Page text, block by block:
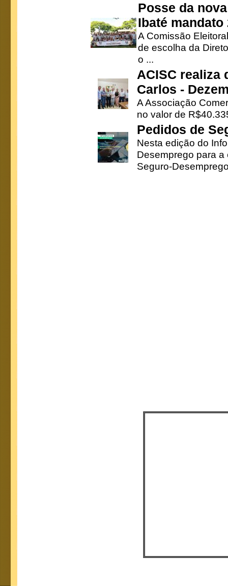
Posse da
Ibaté mandato
A Comissão
de escolha da
o ...
ACISC realiza
Carlos -
A Associação
no valor de
Pedidos de
Nesta edição do
Desemprego para
Seguro-